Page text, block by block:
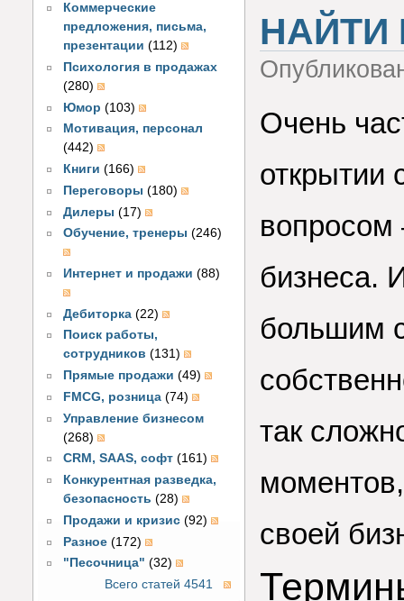
Коммерческие
предложения, письма,
презентации (112)
Психология в продажах
(280)
Юмор (103)
Мотивация, персонал
(442)
Книги (166)
Переговоры (180)
Дилеры (17)
Обучение, тренеры (246)
Интернет и продажи (88)
Дебиторка (22)
Поиск работы,
сотрудников (131)
Прямые продажи (49)
FMCG, розница (74)
Управление бизнесом
(268)
CRM, SAAS, софт (161)
Конкурентная разведка,
безопасность (28)
Продажи и кризис (92)
Разное (172)
"Песочница" (32)
Всего статей 4541
НАЙТИ
Очень
открытии
бизнеса.
большим
так
своей